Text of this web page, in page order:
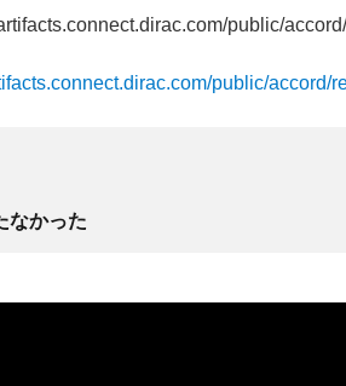
public/
public/accord/
なかった